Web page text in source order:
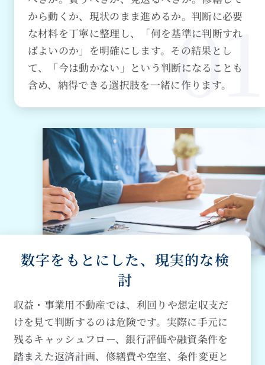
から動くか、現状のまま進めるか。判断に必要
な材料を丁寧に整理し、「何を基準に判断すれ
ばよいのか」を明確にします。その結果とし
て、「今は動かない」という判断になることも
含め、納得できる選択肢を一緒に作ります。
数字をもとにした、現実的な検
討
収益・事業用不動産では、利回りや想定収支だ
けを見て判断するのは危険です。実際に手元に
残るキャッシュフロー、銀行評価や融資条件を
踏まえた返済計画、修繕費や空室、条件変更と